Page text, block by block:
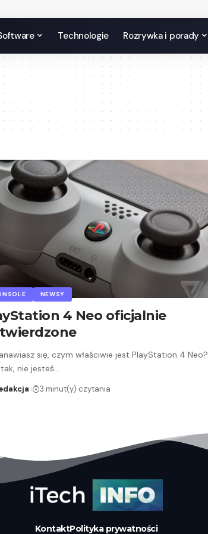
Technologie Rozrywka i porady
NEWSY
4 Neo oficjalnie
się, czym właściwie jest PlayStation 4 Neo?
nie jesteś…
3 minut(y) czytania
KontaktPolityka prywatności